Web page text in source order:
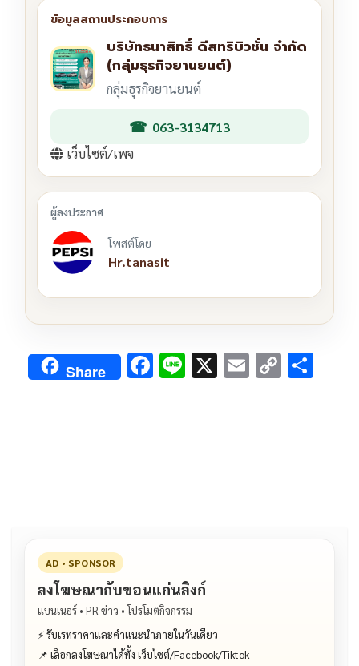
บริษัทธนาสิทธิ์ ดีสทริบิวชั่น จำกัด
(กลุ่มธุรกิจยานยนต์)
กลุ่มธุรกิจยานยนต์
063-3134713
เว็บไซต์/เพจ
โพสต์โดย
Hr.tanasit
Share F Li X E C
AD • SPONSOR
ลงโฆษณากับขอนแก่นลิงก์
แบนเนอร์ • PR ข่าว • โปรโมตกิจกรรม
⚡ รับเรทราคาและคำแนะนำภายในวันเดียว
📌 เลือกลงโฆษณาได้ทั้ง เว็บไซต์/Facebook/Tiktok